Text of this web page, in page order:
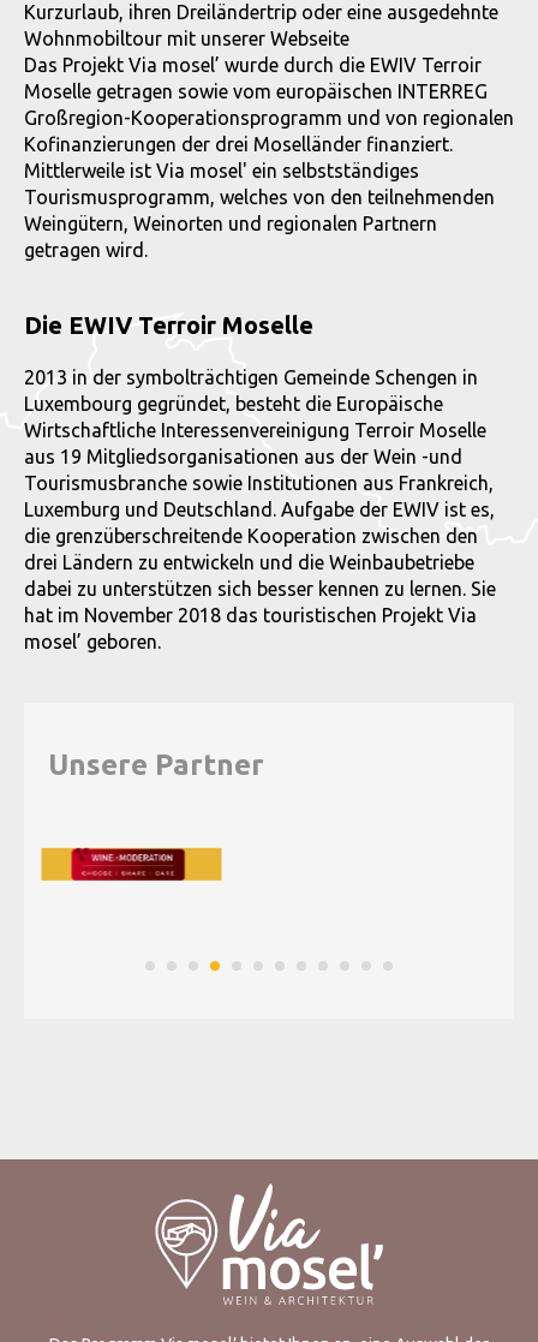
Kurzurlaub, ihren Dreiländertrip oder eine ausgedehnte
Wohnmobiltour mit unserer Webseite
Das Projekt Via mosel’ wurde durch die EWIV Terroir
Moselle getragen sowie vom europäischen INTERREG
Großregion-Kooperationsprogramm und von regionalen
Kofinanzierungen der drei Moselländer finanziert.
Mittlerweile ist Via mosel' ein selbstständiges
Tourismusprogramm, welches von den teilnehmenden
Weingütern, Weinorten und regionalen Partnern
getragen wird.
Die EWIV Terroir Moselle
2013 in der symbolträchtigen Gemeinde Schengen in
Luxembourg gegründet, besteht die Europäische
Wirtschaftliche Interessenvereinigung Terroir Moselle
aus 19 Mitgliedsorganisationen aus der Wein -und
Tourismusbranche sowie Institutionen aus Frankreich,
Luxemburg und Deutschland. Aufgabe der EWIV ist es,
die grenzüberschreitende Kooperation zwischen den
drei Ländern zu entwickeln und die Weinbaubetriebe
dabei zu unterstützen sich besser kennen zu lernen. Sie
hat im November 2018 das touristischen Projekt Via
mosel’ geboren.
Unsere Partner